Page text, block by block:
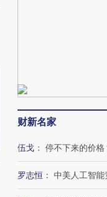
财新名家
伍戈 ： 停不下来的价格
罗志恒 ： 中美人工智